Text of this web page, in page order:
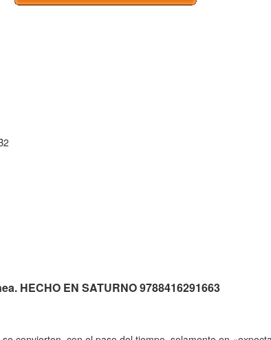
HECHO EN SATURNO 9788416291663